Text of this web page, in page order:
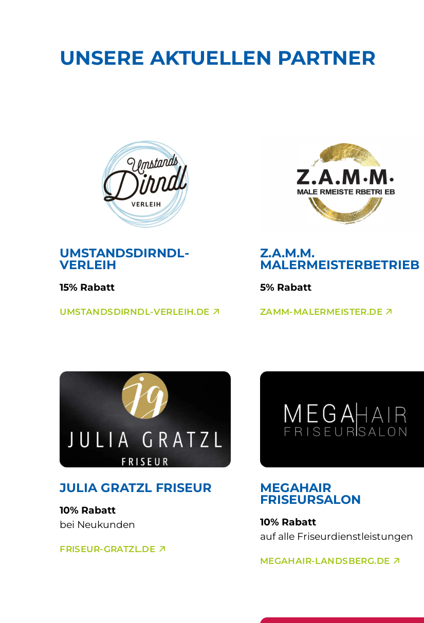
UNSERE AKTUELLEN PARTNER
UMSTANDSDIRNDL-
VERLEIH
15% Rabatt
UMSTANDSDIRNDL-VERLEIH.DE
Z.A.M.M.
MALERMEISTERBETRIEB
5% Rabatt
ZAMM-MALERMEISTER.DE
JULIA GRATZL FRISEUR
10% Rabatt
bei Neukunden
FRISEUR-GRATZL.DE
MEGAHAIR
FRISEURSALON
10% Rabatt
auf alle Friseurdienstleistungen
MEGAHAIR-LANDSBERG.DE